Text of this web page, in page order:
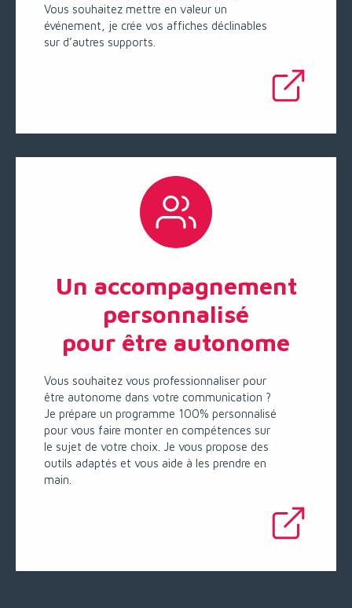
Vous souhaitez mettre en valeur un
événement, je crée vos affiches déclinables
sur d’autres supports.
Un accompagnement
personnalisé
pour être autonome
Vous souhaitez vous professionnaliser pour
être autonome dans votre communication ?
Je prépare un programme 100% personnalisé
pour vous faire monter en compétences sur
le sujet de votre choix. Je vous propose des
outils adaptés et vous aide à les prendre en
main.